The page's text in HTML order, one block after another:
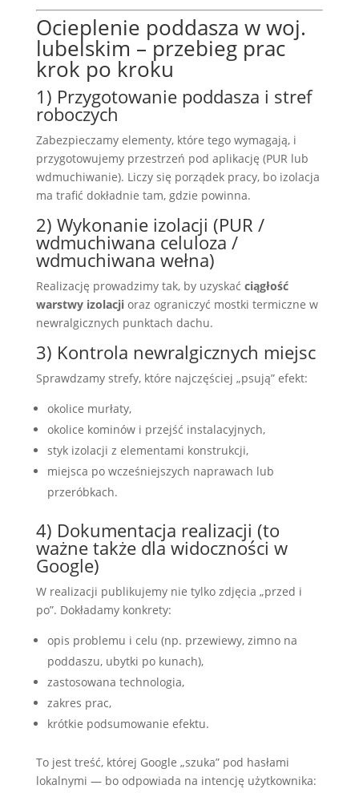
Ocieplenie poddasza w woj.
lubelskim – przebieg prac
krok po kroku
1) Przygotowanie poddasza i stref
roboczych
Zabezpieczamy elementy, które tego wymagają, i
przygotowujemy przestrzeń pod aplikację (PUR lub
wdmuchiwanie). Liczy się porządek pracy, bo izolacja
ma trafić dokładnie tam, gdzie powinna.
2) Wykonanie izolacji (PUR /
wdmuchiwana celuloza /
wdmuchiwana wełna)
Realizację prowadzimy tak, by uzyskać ciągłość
warstwy izolacjioraz ograniczyć mostki termiczne w
newralgicznych punktach dachu.
3) Kontrola newralgicznych miejsc
Sprawdzamy strefy, które najczęściej „psują” efekt:
okolice murłaty,
okolice kominów i przejść instalacyjnych,
styk izolacji z elementami konstrukcji,
miejsca po wcześniejszych naprawach lub
przeróbkach.
4) Dokumentacja realizacji (to
ważne także dla widoczności w
Google)
W realizacji publikujemy nie tylko zdjęcia „przed i
po”. Dokładamy konkrety:
opis problemu i celu (np. przewiewy, zimno na
poddaszu, ubytki po kunach),
zastosowana technologia,
zakres prac,
krótkie podsumowanie efektu.
To jest treść, której Google „szuka” pod hasłami
lokalnymi — bo odpowiada na intencję użytkownika: